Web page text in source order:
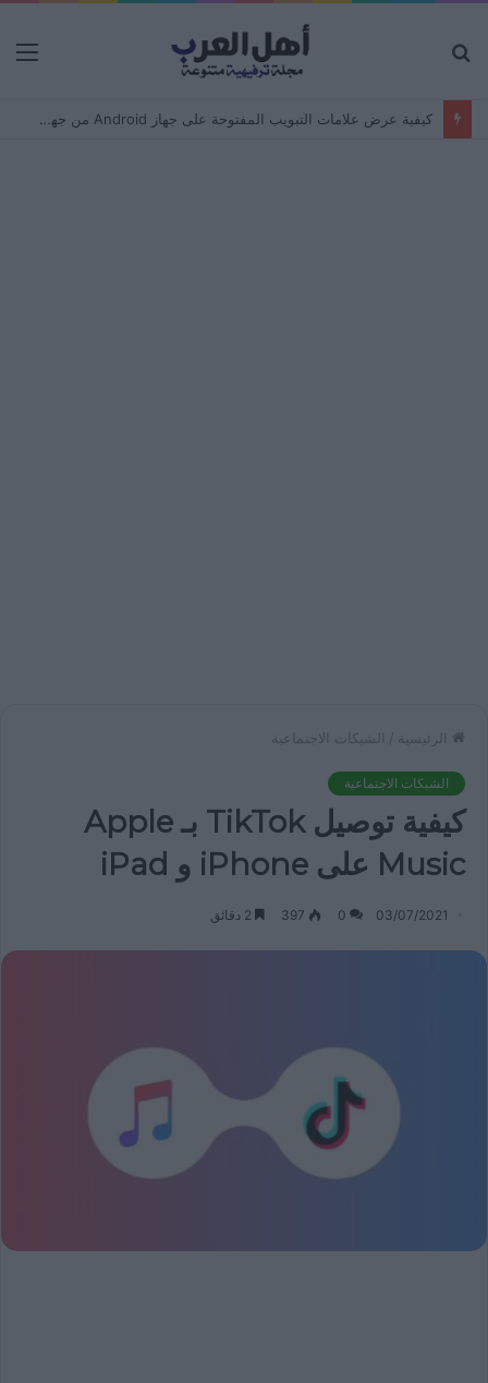
كيفية عرض علامات التبويب المفتوحة على جهاز Android من جهاز كمبيوتر – مزامنة المتصفح
الرئيسية / الشبكات الاجتماعية
الشبكات الاجتماعية
كيفية توصيل TikTok بـ Apple
Music على iPhone و iPad
03/07/2021
0
397